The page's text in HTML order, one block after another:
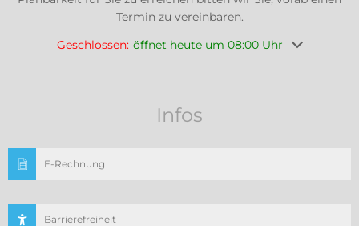
Termin zu vereinbaren.
Klicken, um weitere Öffnungs- oder Schließzeiten
Geschlossen: öffnet heute um 08:00 Uhr
Infos
E-Rechnung
Barrierefreiheit